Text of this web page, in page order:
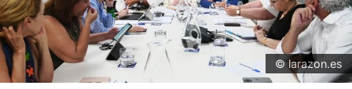
© larazon.es